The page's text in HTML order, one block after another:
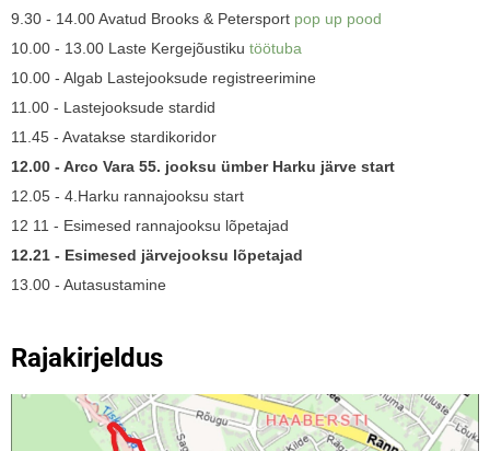
9.30 - 14.00 Avatud Brooks & Petersport pop up pood
10.00 - 13.00 Laste Kergejõustiku töötuba
10.00 - Algab Lastejooksude registreerimine
11.00 - Lastejooksude stardid
11.45 - Avatakse stardikoridor
12.00 - Arco Vara 55. jooksu ümber Harku järve start
12.05 - 4.Harku rannajooksu start
12 11 - Esimesed rannajooksu lõpetajad
12.21 - Esimesed järvejooksu lõpetajad
13.00 - Autasustamine
Rajakirjeldus